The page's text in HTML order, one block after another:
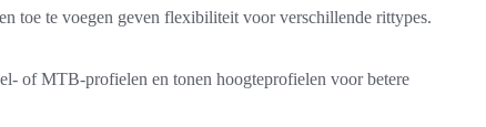
toe te voegen geven flexibiliteit voor verschillende rittypes.
of MTB-profielen en tonen hoogteprofielen voor betere